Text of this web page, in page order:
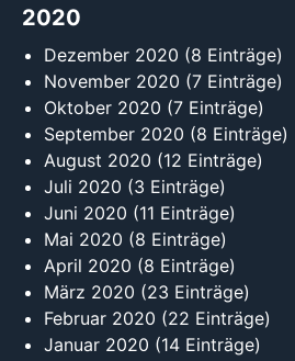
2020
Dezember 2020 (8 Einträge)
November 2020 (7 Einträge)
Oktober 2020 (7 Einträge)
September 2020 (8 Einträge)
August 2020 (12 Einträge)
Juli 2020 (3 Einträge)
Juni 2020 (11 Einträge)
Mai 2020 (8 Einträge)
April 2020 (8 Einträge)
März 2020 (23 Einträge)
Februar 2020 (22 Einträge)
Januar 2020 (14 Einträge)